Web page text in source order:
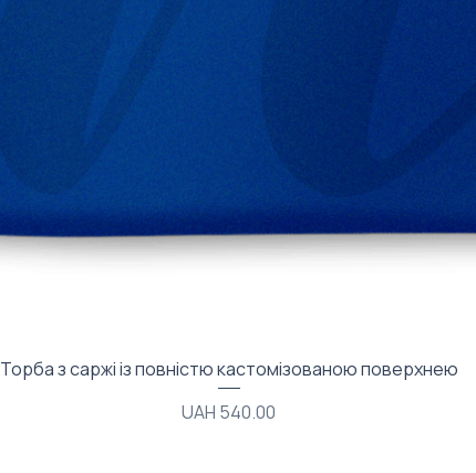
Quick View
Торба з саржі із повністю кастомізованою поверхнею
Price
UAH 540.00